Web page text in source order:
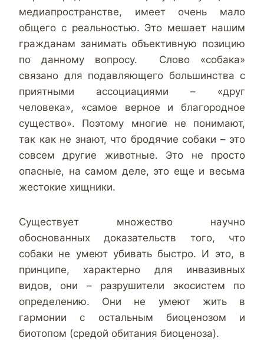
медиапространстве, имеет очень мало
общего с реальностью. Это мешает нашим
гражданам занимать объективную позицию
по данному вопросу. Слово «собака»
связано для подавляющего большинства с
приятными ассоциациями – «друг
человека», «самое верное и благородное
существо». Поэтому многие не понимают,
так как не знают, что бродячие собаки – это
совсем другие животные. Это не просто
опасные, на самом деле, это еще и весьма
жестокие хищники.
Существует множество научно
обоснованных доказательств того, что
собаки не умеют убивать быстро. И это, в
принципе, характерно для инвазивных
видов, они – разрушители экосистем по
определению. Они не умеют жить в
гармонии с остальным биоценозом и
биотопом (средой обитания биоценоза).